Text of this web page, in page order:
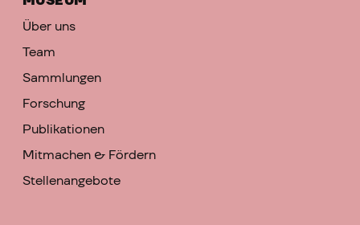
Über uns
Team
Sammlungen
Forschung
Publikationen
Mitmachen & Fördern
Stellenangebote